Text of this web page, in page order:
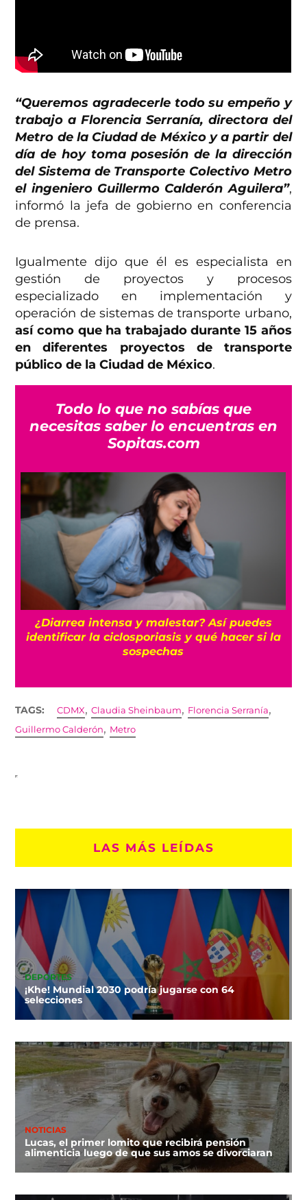
“Queremos agradecerle todo su empeño y
trabajo a Florencia Serranía, directora del
Metro de la Ciudad de México y a partir del
día de hoy toma posesión de la dirección
del Sistema de Transporte Colectivo Metro
el ingeniero Guillermo Calderón Aguilera”,
informó la jefa de gobierno en conferencia
de prensa.
Igualmente dijo que él es especialista en
gestión de proyectos y procesos
especializado en implementación y
operación de sistemas de transporte urbano,
así como que ha trabajado durante 15 años
en diferentes proyectos de transporte
público de la Ciudad de México.
Todo lo que no sabías que
necesitas saber lo encuentras en
Sopitas.com
¿Diarrea intensa y malestar? Así puedes
identificar la ciclosporiasis y qué hacer si la
sospechas
TAGS: CDMX,Claudia Sheinbaum, Florencia Serranía,
Guillermo Calderón, Metro
LAS MÁS LEÍDAS
DEPORTES
¡Khe! Mundial 2030 podría jugarse con 64
selecciones
NOTICIAS
Lucas, el primer lomito que recibirá pensión
alimenticia luego de que sus amos se divorciaran